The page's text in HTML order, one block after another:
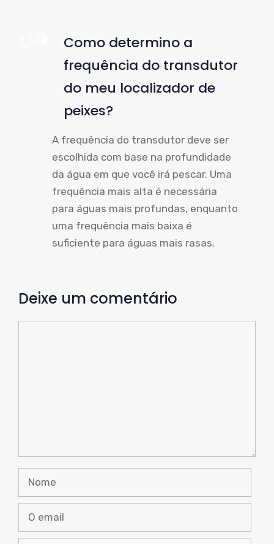
Como determino a
frequência do transdutor
do meu localizador de
peixes?
A frequência do transdutor deve ser
escolhida com base na profundidade
da água em que você irá pescar. Uma
frequência mais alta é necessária
para águas mais profundas, enquanto
uma frequência mais baixa é
suficiente para águas mais rasas.
Deixe um comentário
Nome
email